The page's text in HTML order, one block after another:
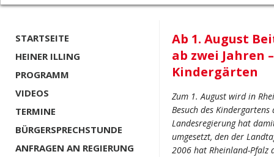
STARTSEITE
HEINER ILLING
PROGRAMM
VIDEOS
TERMINE
BÜRGERSPRECHSTUNDE
ANFRAGEN AN REGIERUNG
Ab 1. August
ab zwei Jahren
Kindergärten
Zum 1. August wird in
Besuch des
Landesregierung hat
umgesetzt, den der
2006 hat Rheinland-